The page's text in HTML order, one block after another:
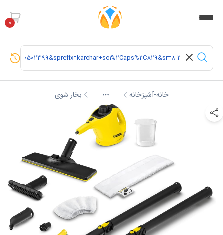
0
خانه-آشپزخانه More بخار شوی